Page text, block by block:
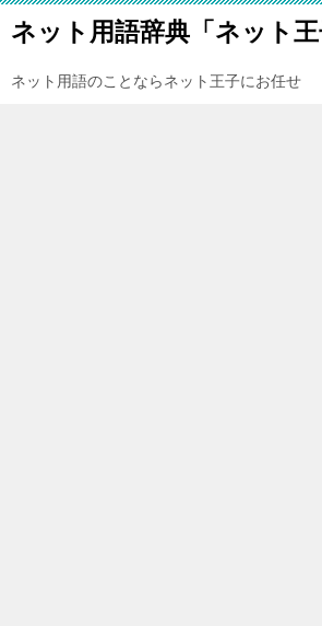
ネット用語辞典「ネット王
ネット用語のことならネット王子にお任せ